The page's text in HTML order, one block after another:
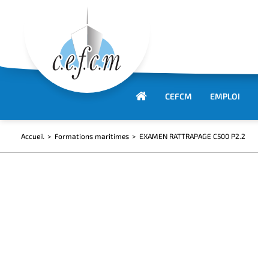
CEFCM EMPLOI
Accueil Formations maritimes EXAMEN RATTRAPAGE C500 P2.2